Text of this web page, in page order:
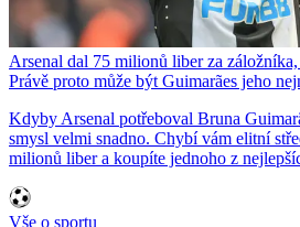
Arsenal dal 75 milionů liber za záložníka,
Právě proto může být Guimarães jeho
Kdyby Arsenal potřeboval Bruna
smysl velmi snadno. Chybí vám elitní
milionů liber a koupíte jednoho z
Vše o sportu